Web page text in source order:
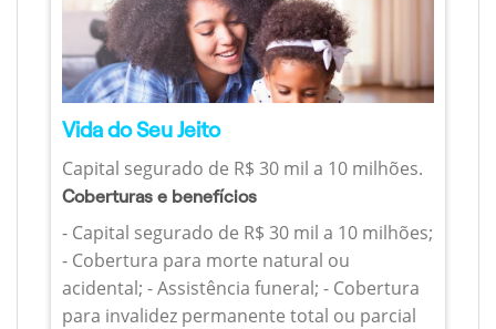
Vida do Seu Jeito
Capital segurado de R$ 30 mil a 10 milhões.
Coberturas e benefícios
- Capital segurado de R$ 30 mil a 10 milhões;
- Cobertura para morte natural ou
acidental; - Assistência funeral; - Cobertura
para invalidez permanente total ou parcial